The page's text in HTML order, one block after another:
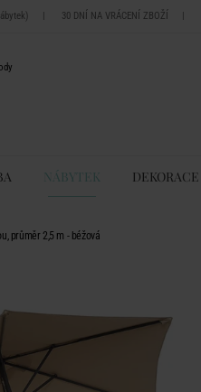
| 30 DNÍ NA VRÁCENÍ ZBOŽÍ |
NÁBYTEK
průměr 2,5 m - béžová